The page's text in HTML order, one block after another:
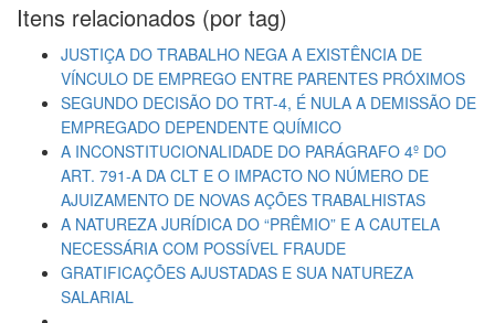
Itens relacionados (por tag)
JUSTIÇA DO TRABALHO NEGA A EXISTÊNCIA DE
VÍNCULO DE EMPREGO ENTRE PARENTES PRÓXIMOS
SEGUNDO DECISÃO DO TRT-4, É NULA A DEMISSÃO DE
EMPREGADO DEPENDENTE QUÍMICO
A INCONSTITUCIONALIDADE DO PARÁGRAFO 4º DO
ART. 791-A DA CLT E O IMPACTO NO NÚMERO DE
AJUIZAMENTO DE NOVAS AÇÕES TRABALHISTAS
A NATUREZA JURÍDICA DO “PRÊMIO” E A CAUTELA
NECESSÁRIA COM POSSÍVEL FRAUDE
GRATIFICAÇÕES AJUSTADAS E SUA NATUREZA
SALARIAL